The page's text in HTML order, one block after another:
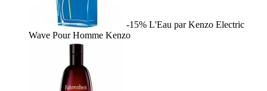
-15% L'Eau par Kenzo Electric
Wave Pour Homme Kenzo